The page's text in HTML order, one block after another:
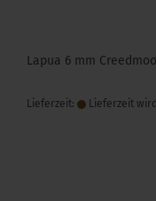
Lapua 6 mm
Lieferzeit: Lieferzeit